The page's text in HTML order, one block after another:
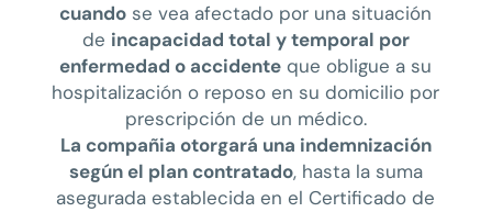
cuando se vea afectado por una situación
de incapacidad total y temporal por
enfermedad o accidente que obligue a su
hospitalización o reposo en su domicilio por
prescripción de un médico.
La compañia otorgará una indemnización
según el plan contratado, hasta la suma
asegurada establecida en el Certificado de